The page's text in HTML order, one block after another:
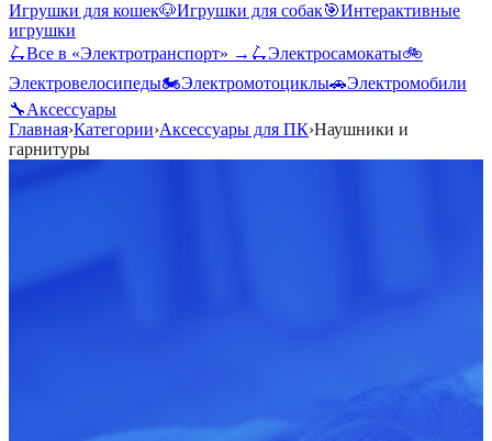
Игрушки для кошек🐶Игрушки для собак🎯Интерактивные
игрушки
🛴Все в «Электротранспорт» → 🛴Электросамокаты🚲
Электровелосипеды🏍️Электромотоциклы🚗Электромобили
🔧Аксессуары
Главная›Категории›Аксессуары для ПК›Наушники и
гарнитуры